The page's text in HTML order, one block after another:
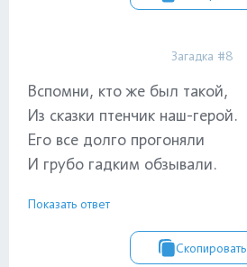
Загадка #8
Вспомни, кто же был такой,
Из сказки птенчик наш-герой.
Его все долго прогоняли
И грубо гадким обзывали.
Показать ответ
Скопировать